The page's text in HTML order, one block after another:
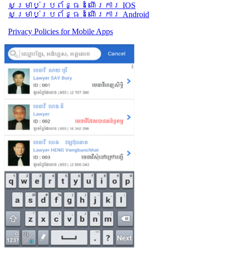
សម្រាប់​ប្រព័ន្ធដំណើរការ IOS
សម្រាប់​ប្រព័ន្ធដំណើរការ Android
Privacy Policies for Mobile Apps